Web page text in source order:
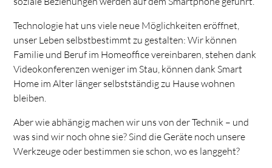
Technologie hat uns viele neue Möglichkeiten eröffnet,
unser Leben selbstbestimmt zu gestalten: Wir können
Familie und Beruf im Homeoffice vereinbaren, stehen dank
Videokonferenzen weniger im Stau, können dank Smart
Home im Alter länger selbstständig zu Hause wohnen
bleiben.
Aber wie abhängig machen wir uns von der Technik – und
was sind wir noch ohne sie? Sind die Geräte noch unsere
Werkzeuge oder bestimmen sie schon, wo es langgeht?